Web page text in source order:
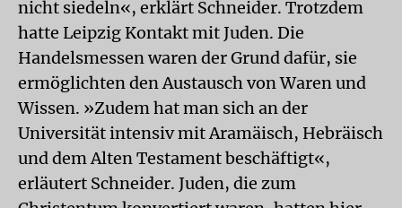
nicht siedeln«, erklärt Schneider. Trotzdem
hatte Leipzig Kontakt mit Juden. Die
Handelsmessen waren der Grund dafür, sie
ermöglichten den Austausch von Waren und
Wissen. »Zudem hat man sich an der
Universität intensiv mit Aramäisch, Hebräisch
und dem Alten Testament beschäftigt«,
erläutert Schneider. Juden, die zum